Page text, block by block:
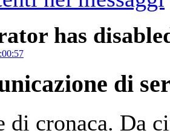
has
di
di cronaca. Da